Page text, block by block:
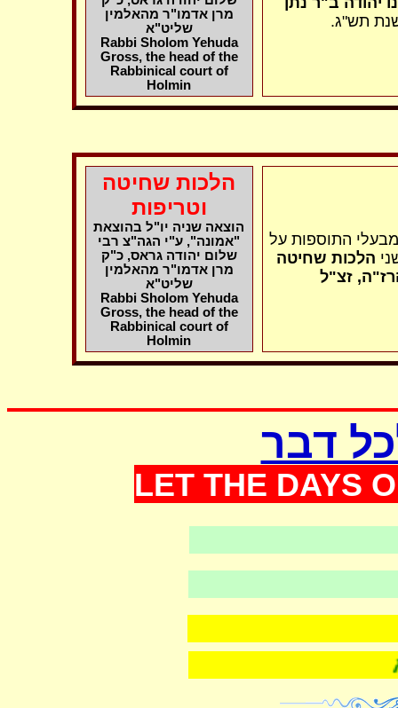
תש"ג.
מרן אדמו"ר מהאלמין
שליט"א
Rabbi Sholom Yehuda
Gross, the head of the
Rabbinical court of
Holmin
מבעלי התוספות על
הלכות שחיטה
זצ"ל
הלכות שחיטה
וטריפות
הוצאה שניה יו"ל בהוצאת
"אמונה", ע"י הגה"צ רבי
שלום יהודה גראס, כ"ק
מרן אדמו"ר מהאלמין
שליט"א
Rabbi Sholom Yehuda
Gross, the head of the
Rabbinical court of
Holmin
דבר
LET THE DAYS